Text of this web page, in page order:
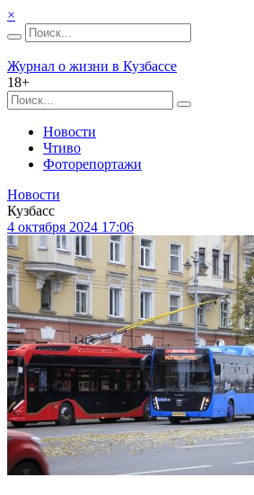
×
Журнал о жизни в Кузбассе
18+
Новости
Чтиво
Фоторепортажи
Новости
Кузбасс
4 октября 2024 17:06